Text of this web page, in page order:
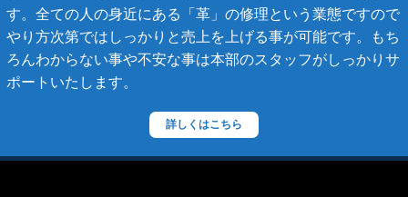
ステラーズ
セリーヌ
ダニエル・ボブ
ディーゼル
す。全ての人の身近にある「革」の修理という業態ですので
やり方次第ではしっかりと売上を上げる事が可能です。もち
ろんわからない事や不安な事は本部のスタッフがしっかりサ
ポートいたします。
詳しくはこちら